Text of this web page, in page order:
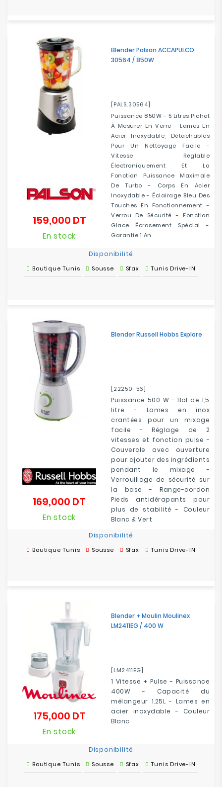
Blender Palson ACCAPULCO
30564 / 850W
[PALS.30564]
Puissance 850W - 5 Litres Pichet
À Mesurer En Verre - Lames En
Acier Inoxydable, Détachables
Pour Un Nettoyage Facile -
Vitesse Réglable
Électroniquement Et La
Fonction Puissance Maximale
De Turbo - Corps En Acier
Inoxydable - Éclairage Bleu Des
Touches En Fonctionnement -
Verrou De Sécurité - Fonction
Glace Écrasement Spécial -
Garantie 1 An
159,000 DTPrix
En stock
Disponibilité
Boutique Tunis Sousse Sfax Tunis Drive-IN
Blender Russell Hobbs Explore
[22250-56]
Puissance 500 W - Bol de 1,5
litre - Lames en inox
crantées pour un mixage
facile - Réglage de 2
vitesses et fonction pulse -
Couvercle avec ouverture
pour ajouter des ingrédients
pendant le mixage -
Verrouillage de sécurité sur
la base - Range-cordon
Pieds antidérapants pour
plus de stabilité - Couleur
Blanc & Vert
169,000 DT
En stock
Disponibilité
Boutique Tunis Sousse Sfax Tunis Drive-IN
Blender + Moulin Moulinex
LM2411EG / 400 W
[LM2411EG]
1 Vitesse + Pulse - Puissance
400W - Capacité du
mélangeur 1.25L - Lames en
acier inoxydable - Couleur
Blanc
175,000 DTPrix
En stock
Disponibilité
Boutique Tunis Sousse Sfax Tunis Drive-IN